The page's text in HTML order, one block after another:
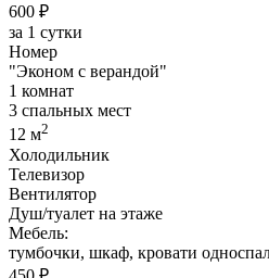
600 ₽
за 1 сутки
Номер
"Эконом с верандой"
1 комнат
3 спальных мест
12 м2
Холодильник
Телевизор
Вентилятор
Душ/туалет на этаже
Мебель:
тумбочки, шкаф, кровати